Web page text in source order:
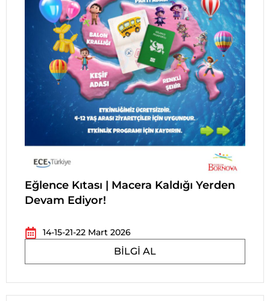
Eğlence Kıtası | Macera Kaldığı Yerden
Devam Ediyor!
14-15-21-22 Mart 2026
BILGI AL